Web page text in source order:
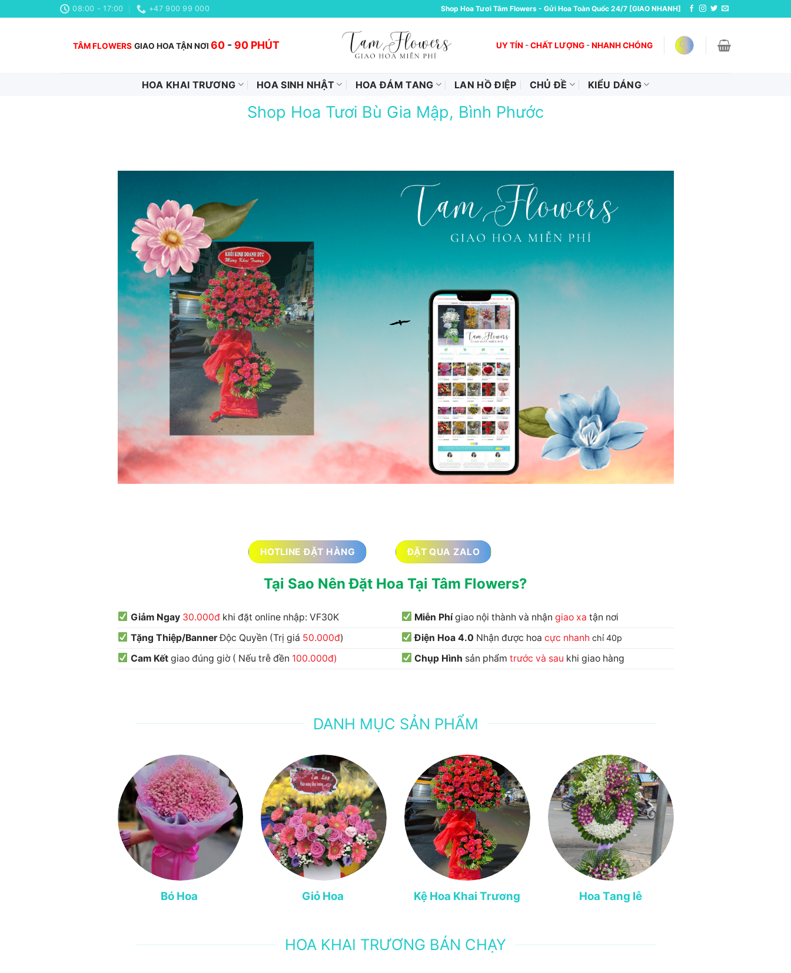
đến
08:00 - 17:00 +47 900 99 000 Shop Hoa Tươi Tâm Flowers - Gửi Hoa Toàn Quốc 24/7 [GIAO NHANH]
TÂM FLOWERS GIAO HOA TẬN NƠI 60 - 90 PHÚT UY TÍN -CHẤT LƯỢNG -NHANH CHÓNG
HOA KHAI TRƯƠNG HOA SINH NHẬT HOA ĐÁM TANG LAN HỒ ĐIỆP CHỦ ĐỀ KIỂU DÁNG
Shop Hoa Tươi Bù Gia Mập, Bình Phước
HOTLINE ĐẶT HÀNG ĐẶT QUA ZALO
Tại Sao Nên Đặt Hoa Tại Tâm Flowers?
Giảm Ngay 30.000đkhi đặt online nhập: VF30K Miễn Phígiao nội thành và nhận giao xa tận nơi
Tặng Thiệp/BannerĐộc Quyền (Trị giá 50.000đ) Điện Hoa 4.0 Nhận được hoa cực nhanh chỉ 40p
Cam Kếtgiao đúng giờ ( Nếu trễ đền 100.000đ) Chụp Hình sản phẩm trước và sau khi giao hàng
DANH MỤC SẢN PHẨM
Bó Hoa Giỏ Hoa Kệ Hoa Khai Trương Hoa Tang lễ
HOA KHAI TRƯƠNG BÁN CHẠY